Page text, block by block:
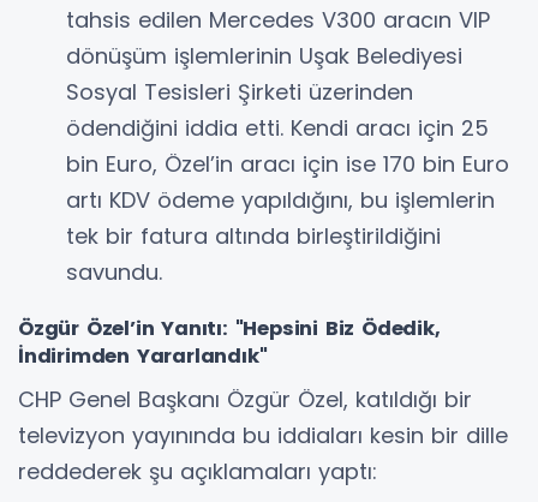
tahsis edilen Mercedes V300 aracın VIP
dönüşüm işlemlerinin Uşak Belediyesi
Sosyal Tesisleri Şirketi üzerinden
ödendiğini iddia etti. Kendi aracı için 25
bin Euro, Özel’in aracı için ise 170 bin Euro
artı KDV ödeme yapıldığını, bu işlemlerin
tek bir fatura altında birleştirildiğini
savundu.
Özgür Özel’in Yanıtı: "Hepsini Biz Ödedik,
İndirimden Yararlandık"
CHP Genel Başkanı Özgür Özel, katıldığı bir
televizyon yayınında bu iddiaları kesin bir dille
reddederek şu açıklamaları yaptı: